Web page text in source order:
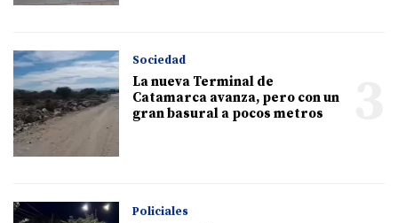
Sociedad
La nueva Terminal de
Catamarca avanza, pero con un
gran basural a pocos metros
Policiales